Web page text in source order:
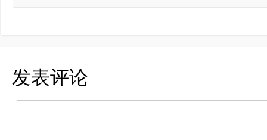
发表评论